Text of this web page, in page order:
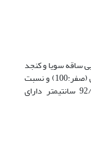
ساقه سویا و کنجد
داشتند (جدول 2، 3). در مورد سویا، کشت خالص (صفر:100) و نسبت
اختلاط 50:50 به‌ترتیب با میانگین 37/65 و 92/49 سانتیمتر دارای